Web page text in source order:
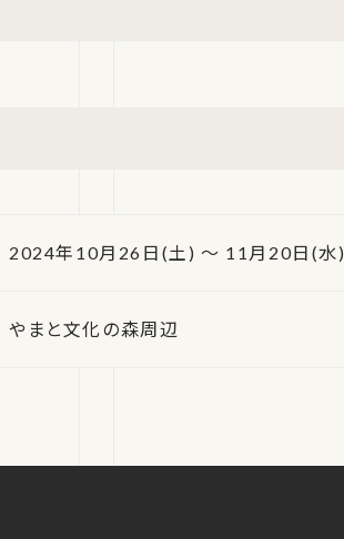
2024年10月26日(土) ～ 11月20日(水)
やまと文化の森周辺